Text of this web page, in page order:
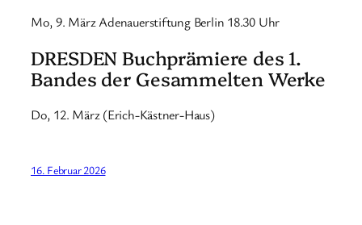
Mo, 9. März Adenauerstiftung Berlin 18.30 Uhr
DRESDEN Buchprämiere des 1.
Bandes der Gesammelten Werke
Do, 12. März (Erich-Kästner-Haus)
16. Februar 2026